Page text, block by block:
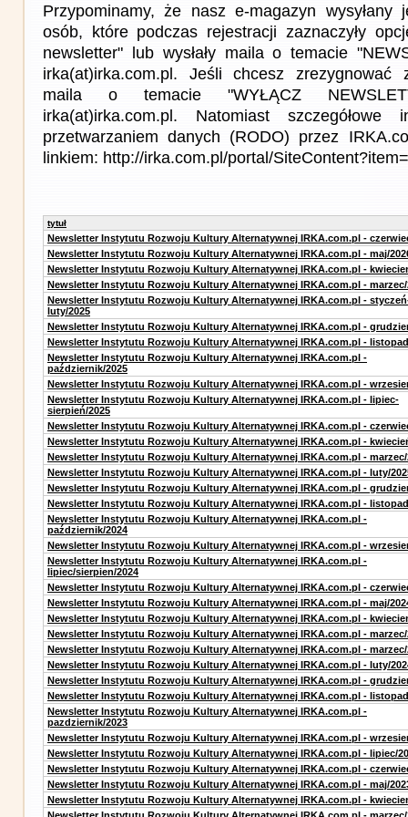
Przypominamy, że nasz e-magazyn
osób, które podczas rejestracji zaznaczyły
newsletter" lub wysłały maila o temacie
irka(at)irka.com.pl. Jeśli chcesz zrezygnować
maila o temacie "WYŁĄCZ
irka(at)irka.com.pl. Natomiast szczegółowe
przetwarzaniem danych (RODO) przez
linkiem: http://irka.com.pl/portal/
tytuł
Newsletter Instytutu Rozwoju Kultury Alternatywnej IRKA.com.pl -
Newsletter Instytutu Rozwoju Kultury Alternatywnej IRKA.com.pl - maj/
Newsletter Instytutu Rozwoju Kultury Alternatywnej IRKA.com.pl -
Newsletter Instytutu Rozwoju Kultury Alternatywnej IRKA.com.pl - marzec/
Newsletter Instytutu Rozwoju Kultury Alternatywnej IRKA.com.pl -
luty/2025
Newsletter Instytutu Rozwoju Kultury Alternatywnej IRKA.com.pl -
Newsletter Instytutu Rozwoju Kultury Alternatywnej IRKA.com.pl -
Newsletter Instytutu Rozwoju Kultury Alternatywnej IRKA.com.pl -
październik/2025
Newsletter Instytutu Rozwoju Kultury Alternatywnej IRKA.com.pl -
Newsletter Instytutu Rozwoju Kultury Alternatywnej IRKA.com.pl - lipiec-
sierpień/2025
Newsletter Instytutu Rozwoju Kultury Alternatywnej IRKA.com.pl -
Newsletter Instytutu Rozwoju Kultury Alternatywnej IRKA.com.pl -
Newsletter Instytutu Rozwoju Kultury Alternatywnej IRKA.com.pl - marzec/
Newsletter Instytutu Rozwoju Kultury Alternatywnej IRKA.com.pl - luty/
Newsletter Instytutu Rozwoju Kultury Alternatywnej IRKA.com.pl -
Newsletter Instytutu Rozwoju Kultury Alternatywnej IRKA.com.pl -
Newsletter Instytutu Rozwoju Kultury Alternatywnej IRKA.com.pl -
październik/2024
Newsletter Instytutu Rozwoju Kultury Alternatywnej IRKA.com.pl -
Newsletter Instytutu Rozwoju Kultury Alternatywnej IRKA.com.pl -
lipiec/sierpien/2024
Newsletter Instytutu Rozwoju Kultury Alternatywnej IRKA.com.pl -
Newsletter Instytutu Rozwoju Kultury Alternatywnej IRKA.com.pl - maj/
Newsletter Instytutu Rozwoju Kultury Alternatywnej IRKA.com.pl -
Newsletter Instytutu Rozwoju Kultury Alternatywnej IRKA.com.pl - marzec/
Newsletter Instytutu Rozwoju Kultury Alternatywnej IRKA.com.pl - marzec/
Newsletter Instytutu Rozwoju Kultury Alternatywnej IRKA.com.pl - luty/
Newsletter Instytutu Rozwoju Kultury Alternatywnej IRKA.com.pl -
Newsletter Instytutu Rozwoju Kultury Alternatywnej IRKA.com.pl -
Newsletter Instytutu Rozwoju Kultury Alternatywnej IRKA.com.pl -
pazdziernik/2023
Newsletter Instytutu Rozwoju Kultury Alternatywnej IRKA.com.pl -
Newsletter Instytutu Rozwoju Kultury Alternatywnej IRKA.com.pl - lipiec/
Newsletter Instytutu Rozwoju Kultury Alternatywnej IRKA.com.pl -
Newsletter Instytutu Rozwoju Kultury Alternatywnej IRKA.com.pl - maj/
Newsletter Instytutu Rozwoju Kultury Alternatywnej IRKA.com.pl -